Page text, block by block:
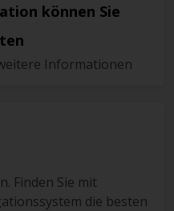
können Sie
Informationen
Finden Sie mit
die besten